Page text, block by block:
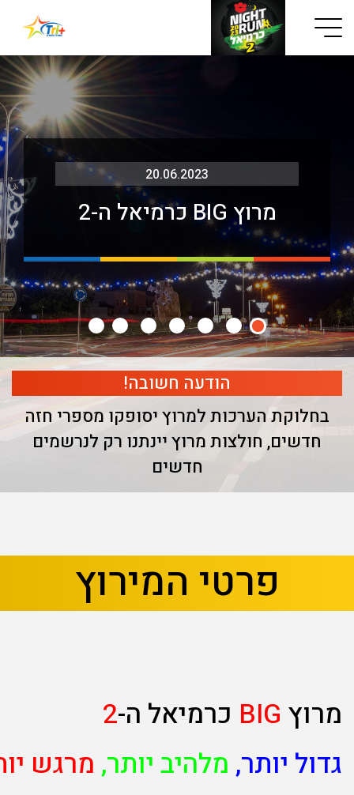
Button used only for devices with a small screen
20.06.2023
מרוץ BIG כרמיאל ה-2
הודעה חשובה!
בחלוקת הערכות למרוץ יסופקו מספרי חזה
חדשים, חולצות מרוץ יינתנו רק לנרשמים
חדשים
פרטי המירוץ
מרוץ BIG כרמיאל ה-2
גדול יותר, מלהיב יותר, מרגש